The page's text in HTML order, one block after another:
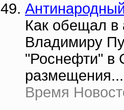
Как обещал в
Владимиру
"Роснефти" в
размещения...
Время